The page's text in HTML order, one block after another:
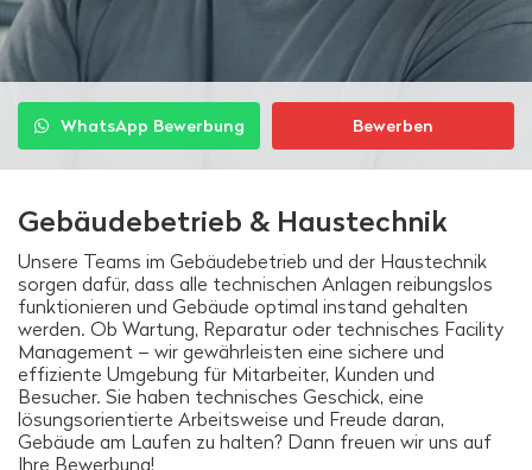
WhatsApp Bewerbung Bewerben
Gebäudebetrieb & Haustechnik
Unsere Teams im Gebäudebetrieb und der Haustechnik
sorgen dafür, dass alle technischen Anlagen reibungslos
funktionieren und Gebäude optimal instand gehalten
werden. Ob Wartung, Reparatur oder technisches Facility
Management – wir gewährleisten eine sichere und
effiziente Umgebung für Mitarbeiter, Kunden und
Besucher. Sie haben technisches Geschick, eine
lösungsorientierte Arbeitsweise und Freude daran,
Gebäude am Laufen zu halten? Dann freuen wir uns auf
Ihre Bewerbung!